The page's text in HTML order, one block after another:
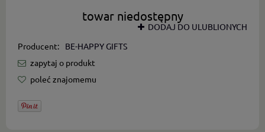
towar niedostępny
DODAJ DO ULUBLIONYCH
Producent:
BE-HAPPY GIFTS
zapytaj o produkt
poleć znajomemu